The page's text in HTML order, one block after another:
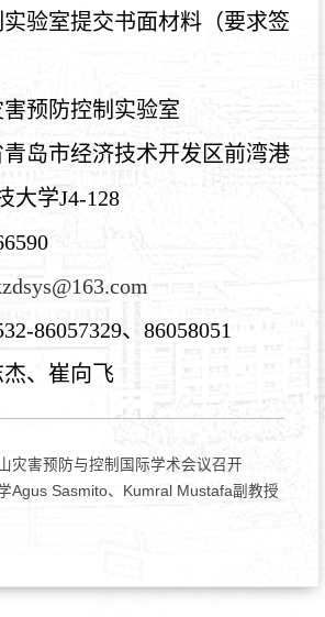
验室提交书面材料（要求签
预防控制实验室
岛市经济技术开发区前湾港
大学J4-128
86057329、86058051
、崔向飞
灾害预防与控制国际学术会议召开
Agus Sasmito、Kumral Mustafa副教授